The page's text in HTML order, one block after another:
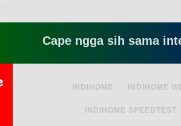
Cape ngga sih sama
INDIHOME INDIHOME
INDIHOME SPEEDTEST